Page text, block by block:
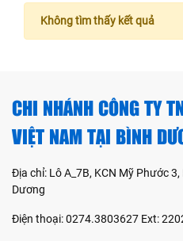
Không tìm thấy kết quả
CHI NHÁNH CÔNG TY
VIỆT NAM TẠI BÌNH
Địa chỉ: Lô A_7B, KCN Mỹ Phước 3,
Dương
Điện thoại: 0274.3803627 Ext: